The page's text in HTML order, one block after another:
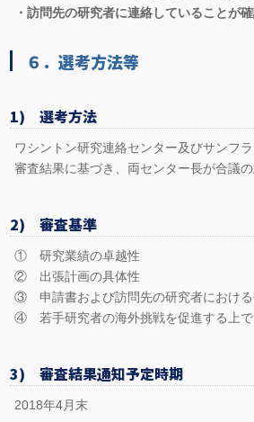
・訪問先の研究者に連絡していることが
６．選考方法等
1) 選考方法
ワシントン研究連絡センター及びサンフ
審査結果に基づき、両センター長が合議の
2) 審査基準
① 研究業績の卓越性
② 出張計画の具体性
③ 申請書および訪問先の研究者における
④ 若手研究者の海外挑戦を促進する上で
3) 審査結果通知予定時期
2018年4月末